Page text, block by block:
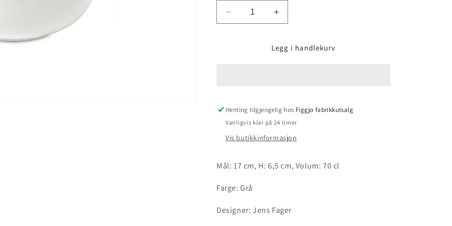
antallet
/
70
cl
-
Øk
antallet
Figgjo
/
70
-
Legg i handlekurv
Henting tilgjengelig hos Figgjo fabrikkutsalg
Vanligvis klar på 24 timer
Vis butikkinformasjon
Mål: 17 cm, H: 6,5 cm, Volum: 70 cl
Farge: Grå
Designer: Jens Fager